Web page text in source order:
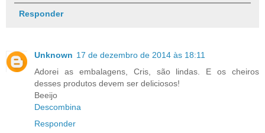
Responder
Unknown 17 de dezembro de 2014 às 18:11
Adorei as embalagens, Cris, são lindas. E os cheiros
desses produtos devem ser deliciosos!
Beeijo
Descombina
Responder